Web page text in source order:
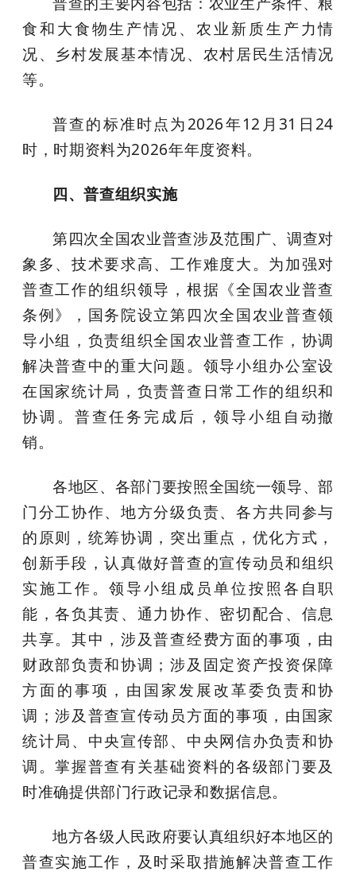
食和大食物生产情况、农业新质生产力情
况、乡村发展基本情况、农村居民生活情况
等。
普查的标准时点为2026年12月31日24
时，时期资料为2026年年度资料。
四、普查组织实施
第四次全国农业普查涉及范围广、调查对
象多、技术要求高、工作难度大。为加强对
普查工作的组织领导，根据《全国农业普查
条例》，国务院设立第四次全国农业普查领
导小组，负责组织全国农业普查工作，协调
解决普查中的重大问题。领导小组办公室设
在国家统计局，负责普查日常工作的组织和
协调。普查任务完成后，领导小组自动撤
销。
各地区、各部门要按照全国统一领导、部
门分工协作、地方分级负责、各方共同参与
的原则，统筹协调，突出重点，优化方式，
创新手段，认真做好普查的宣传动员和组织
实施工作。领导小组成员单位按照各自职
能，各负其责、通力协作、密切配合、信息
共享。其中，涉及普查经费方面的事项，由
财政部负责和协调；涉及固定资产投资保障
方面的事项，由国家发展改革委负责和协
调；涉及普查宣传动员方面的事项，由国家
统计局、中央宣传部、中央网信办负责和协
调。掌握普查有关基础资料的各级部门要及
时准确提供部门行政记录和数据信息。
地方各级人民政府要认真组织好本地区的
普查实施工作，及时采取措施解决普查工作